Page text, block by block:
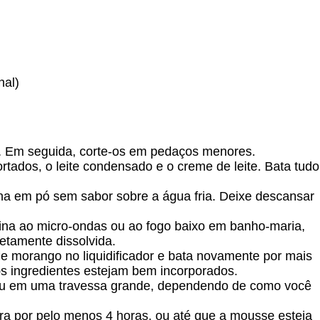
seguida, corte-os em pedaços menores.
o leite condensado e o creme de leite. Bata tudo
em pó sem sabor sobre a água fria. Deixe descansar
ao micro-ondas ou ao fogo baixo em banho-maria,
dissolvida.
morango no liquidificador e bata novamente por mais
ingredientes estejam bem incorporados.
em uma travessa grande, dependendo de como você
por pelo menos 4 horas, ou até que a mousse esteja